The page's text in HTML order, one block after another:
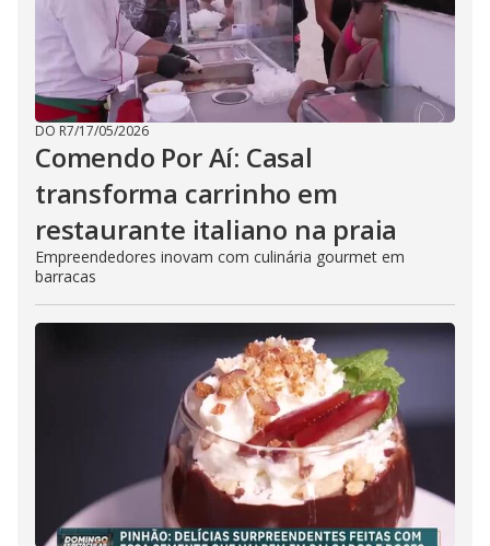
DO R7/17/05/2026
Comendo Por Aí: Casal
transforma carrinho em
restaurante italiano na praia
Empreendedores inovam com culinária gourmet em
barracas